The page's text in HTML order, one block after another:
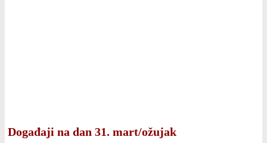
Događaji na dan 31. mart/ožujak